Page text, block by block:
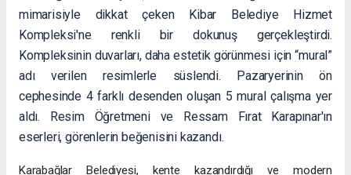
mimarisiyle dikkat çeken Kibar Belediye Hizmet
Kompleksi'ne renkli bir dokunuş gerçekleştirdi.
Kompleksinin duvarları, daha estetik görünmesi için “mural”
adı verilen resimlerle süslendi. Pazaryerinin ön
cephesinde 4 farklı desenden oluşan 5 mural çalışma yer
aldı. Resim Öğretmeni ve Ressam Fırat Karapınar'ın
eserleri, görenlerin beğenisini kazandı.
Karabağlar Belediyesi, kente kazandırdığı ve modern